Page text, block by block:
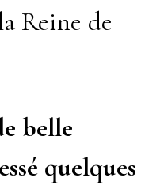
Reine de
belle
quelques